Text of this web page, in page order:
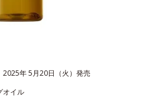
年 5月20日（火）発売
オイル